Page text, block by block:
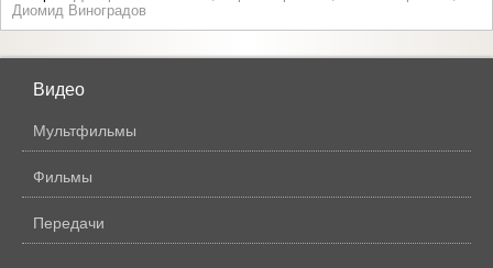
Диомид Виноградов
Видео
Мультфильмы
Фильмы
Передачи